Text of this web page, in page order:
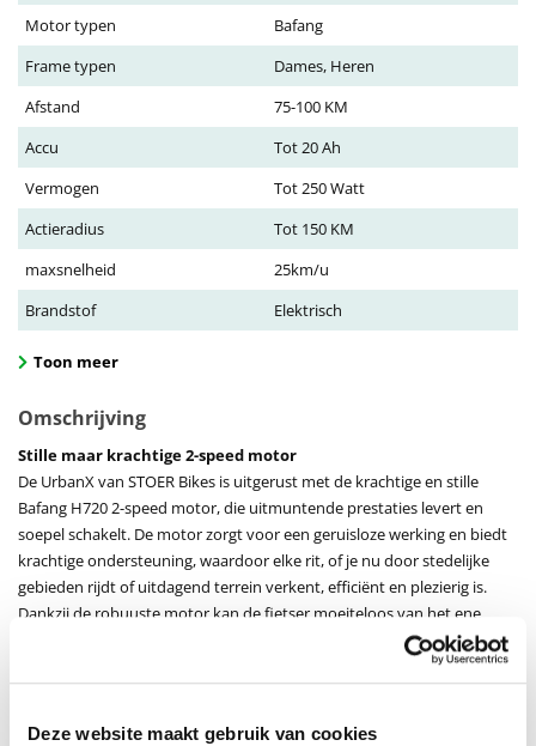
Deze website maakt gebruik van cookies
Motor typen
Bafang
Frame typen
Dames, Heren
Afstand
75-100 KM
Accu
Tot 20 Ah
Vermogen
Tot 250 Watt
Actieradius
Tot 150 KM
maxsnelheid
25km/u
Brandstof
Elektrisch
Toon meer
Omschrijving
Stille maar krachtige 2-speed motor
De UrbanX van STOER Bikes is uitgerust met de krachtige en stille
Bafang H720 2-speed motor, die uitmuntende prestaties levert en
soepel schakelt. De motor zorgt voor een geruisloze werking en biedt
krachtige ondersteuning, waardoor elke rit, of je nu door stedelijke
gebieden rijdt of uitdagend terrein verkent, efficiënt en plezierig is.
Dankzij de robuuste motor kan de fietser moeiteloos van het ene
punt naar het andere reizen, met minimale inspanning. Bovendien
krijg je twee jaar garantie op alle bewegende delen, zodat je verzekerd